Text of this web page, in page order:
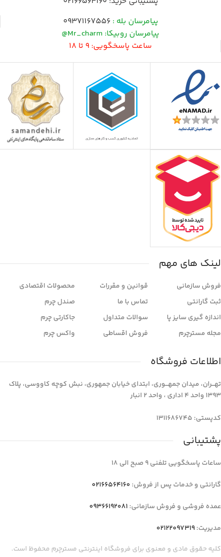
پیامرسان بله : 09371167556
پیامرسان روبیکا: Mr_charm@
ساعت پاسخگویی: 9 تا 18
لینک های مهم
فروش سازمانی
ثبت گارانتی
اندازه گیری سایز پا
مجله مسترچرم
قوانین و مقررات
تماس با ما
سوالات متداول
فروش اقساطی
محصولات اقتصادی
صندل چرم
جاکارتی چرم
واکس چرم
اطلاعات فروشگاه
تهـــران، میدان جمهـــوری، ابتدای خیابان جمهوری، نبش کوچه کاووسی، پلاک
1393 واحد 4 اداری ، واحد 2 انبار
کدپستی: 1311686745
پشتیبانی
ساعات پاسخگویی تلفنی 9 صبح الی 18
گارانتی و خدمات پس از فروش: 02166564160
عمده فروشی و فروش سازمانی: 09366192081
مدیریت:02122097319
کلیه حقوق مادی و معنوی برای فروشگاه اینترنتی مسترچرم محفوظ است.